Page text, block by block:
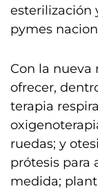
esterilización
pymes
Con la nueva
ofrecer,
terapia
ruedas; y
prótesis para
medida;